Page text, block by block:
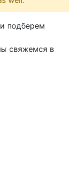
подберем
свяжемся в